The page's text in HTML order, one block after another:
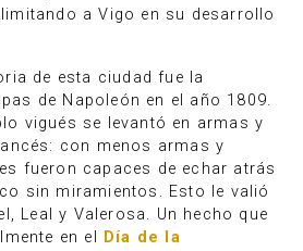
a Vigo en su desarrollo
de esta ciudad fue la
de Napoleón en el año 1809.
vigués se levantó en armas y
con menos armas y
fueron capaces de echar atrás
sin miramientos. Esto le valió
Leal y Valerosa. Un hecho que
en el
Día de la